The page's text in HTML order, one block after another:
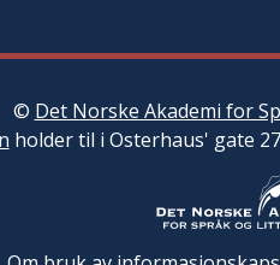
© Det Norske Akademi for
holder til i Osterhaus' gate